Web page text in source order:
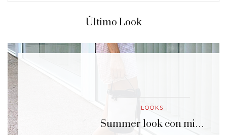
Último Look
LOOKS
Empieza la temporada de…